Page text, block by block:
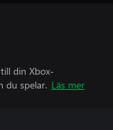
din Xbox-
du spelar. Läs mer